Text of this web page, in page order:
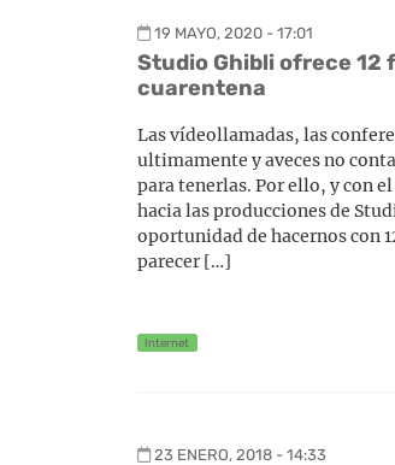
19 MAYO, 2020 - 17:01
Studio Ghibli ofrece 12
cuarentena
Las vídeollamadas, las
ultimamente y aveces no
para tenerlas. Por ello, y con
hacia las producciones de
oportunidad de hacernos con
parecer […]
Internet
23 ENERO, 2018 - 14:33